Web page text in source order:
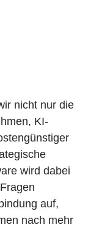
nicht nur die
KI-
wird dabei
auf,
nach mehr